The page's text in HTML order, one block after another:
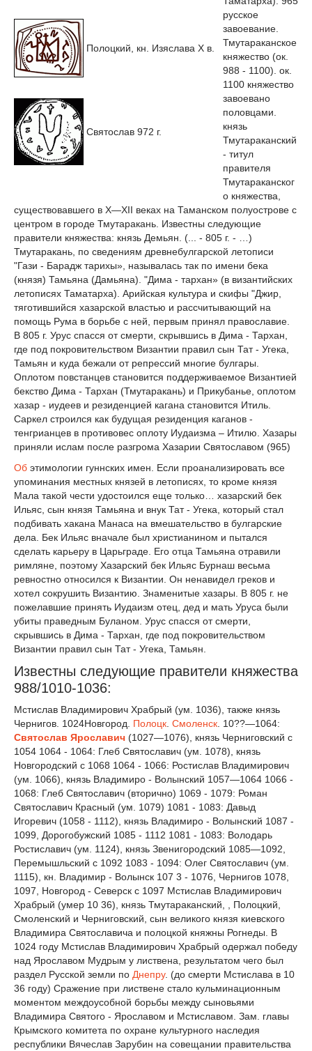
Полоцкий, кн. Изяслава Х в.
Святослав 972 г.
русское
завоевание.
Тмутараканское
княжество (ок.
988 - 1100). ок.
1100 княжество
завоевано
половцами.
князь
Тмутараканский
- титул
правителя
Тмутараканског
о княжества,
существовавшего в X—XII веках на Таманском полуострове с
центром в городе Тмутаракань. Известны следующие
правители княжества: князь Демьян. (... - 805 г. - …)
Тмутаракань, по сведениям древнебулгарской летописи
"Гази - Барадж тарихы», называлась так по имени бека
(князя) Тамьяна (Дамьяна). "Дима - тархан» (в византийских
летописях Таматарха). Арийская культура и скифы "Джир,
тяготившийся хазарской властью и рассчитывающий на
помощь Рума в борьбе с ней, первым принял православие.
В 805 г. Урус спасся от смерти, скрывшись в Дима - Тархан,
где под покровительством Византии правил сын Тат - Угека,
Тамьян и куда бежали от репрессий многие булгары.
Оплотом повстанцев становится поддерживаемое Византией
бекство Дима - Тархан (Тмутаракань) и Прикубанье, оплотом
хазар - иудеев и резиденцией кагана становится Итиль.
Саркел строился как будущая резиденция каганов -
тенгрианцев в противовес оплоту Иудаизма – Итилю. Хазары
приняли ислам после разгрома Хазарии Святославом (965)
Об этимологии гуннских имен. Если проанализировать все
упоминания местных князей в летописях, то кроме князя
Мала такой чести удостоился еще только… хазарский бек
Ильяс, сын князя Тамьяна и внук Тат - Угека, который стал
подбивать хакана Манаса на вмешательство в булгарские
дела. Бек Ильяс вначале был христианином и пытался
сделать карьеру в Царьграде. Его отца Тамьяна отравили
римляне, поэтому Хазарский бек Ильяс Бурнаш весьма
ревностно относился к Византии. Он ненавидел греков и
хотел сокрушить Византию. Знаменитые хазары. В 805 г. не
пожелавшие принять Иудаизм отец, дед и мать Уруса были
убиты праведным Буланом. Урус спасся от смерти,
скрывшись в Дима - Тархан, где под покровительством
Византии правил сын Тат - Угека, Тамьян.
Известны следующие правители княжества
988/1010-1036:
Мстислав Владимирович Храбрый (ум. 1036), также князь
Чернигов. 1024Новгород. Полоцк. Смоленск. 10??—1064:
Святослав Ярославич (1027—1076), князь Черниговский с
1054 1064 - 1064: Глеб Святославич (ум. 1078), князь
Новгородский с 1068 1064 - 1066: Ростислав Владимирович
(ум. 1066), князь Владимиро - Волынский 1057—1064 1066 -
1068: Глеб Святославич (вторично) 1069 - 1079: Роман
Святославич Красный (ум. 1079) 1081 - 1083: Давыд
Игоревич (1058 - 1112), князь Владимиро - Волынский 1087 -
1099, Дорогобужский 1085 - 1112 1081 - 1083: Володарь
Ростиславич (ум. 1124), князь Звенигородский 1085—1092,
Перемышльский с 1092 1083 - 1094: Олег Святославич (ум.
1115), кн. Владимир - Волынск 107 3 - 1076, Чернигов 1078,
1097, Новгород - Северск с 1097 Мстислав Владимирович
Храбрый (умер 10 36), князь Тмутараканский, , Полоцкий,
Смоленский и Черниговский, сын великого князя киевского
Владимира Святославича и полоцкой княжны Рогнеды. В
1024 году Мстислав Владимирович Храбрый одержал победу
над Ярославом Мудрым у листвена, результатом чего был
раздел Русской земли по Днепру. (до смерти Мстислава в 10
36 году) Сражение при листвене стало кульминационным
моментом междоусобной борьбы между сыновьями
Владимира Святого - Ярославом и Мстиславом. Зам. главы
Крымского комитета по охране культурного наследия
республики Вячеслав Зарубин на совещании правительства